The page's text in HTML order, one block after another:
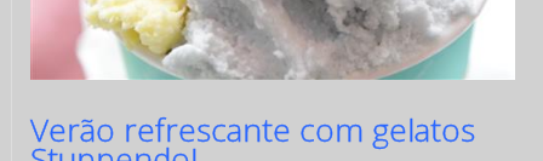
Verão refrescante com gelatos